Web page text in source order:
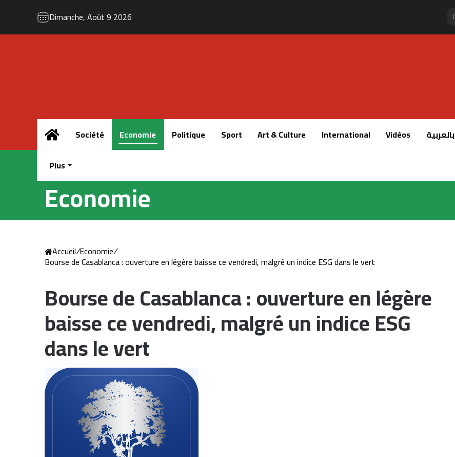
Dimanche, Août 9 2026
AccueilSociété Economie Politique Sport Art & Culture International Vidéos بالعربية
Plus
Economie
Accueil/Economie/
Bourse de Casablanca : ouverture en légère baisse ce vendredi, malgré un indice ESG dans le vert
Bourse de Casablanca : ouverture en légère
baisse ce vendredi, malgré un indice ESG
dans le vert